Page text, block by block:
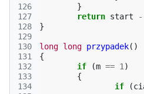
126
127
128
129
130
131
132
133
134
}
return start -
}
long long przypadek()
{
if
(m == 1 )
{
if
(